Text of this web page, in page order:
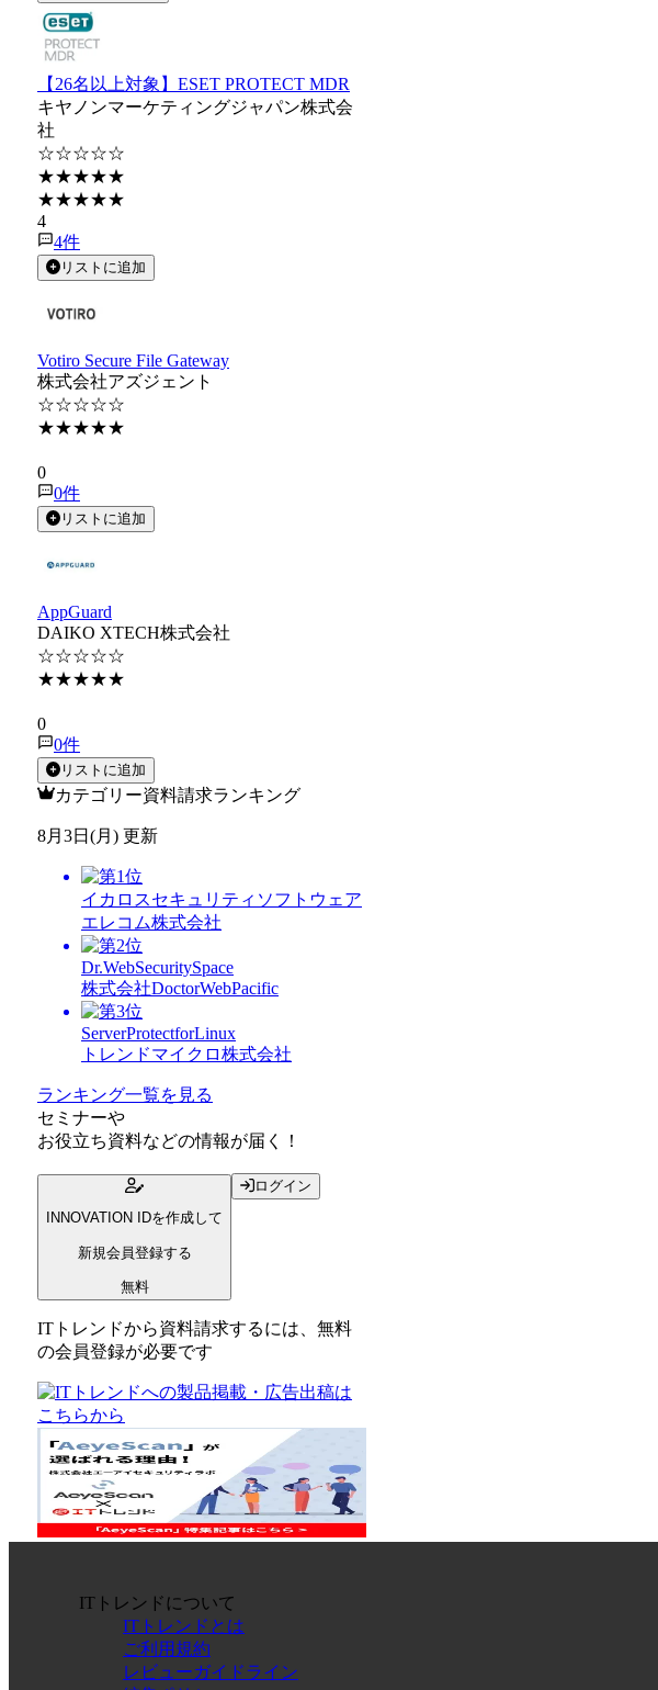
【26名以上対象】ESET PROTECT MDR
キヤノンマーケティングジャパン株式会
社
☆☆☆☆☆
★★★★★
★★★★★
4
4件
リストに追加
Votiro Secure File Gateway
株式会社アズジェント
☆☆☆☆☆
★★★★★
0
0件
リストに追加
AppGuard
DAIKO XTECH株式会社
☆☆☆☆☆
★★★★★
0
0件
リストに追加
カテゴリー資料請求ランキング
8月3日(月) 更新
イカロスセキュリティソフトウェア
エレコム株式会社
Dr.WebSecuritySpace
株式会社DoctorWebPacific
ServerProtectforLinux
トレンドマイクロ株式会社
ランキング一覧を見る
セミナーや
お役立ち資料などの情報が届く！
INNOVATION IDを作成して
新規会員登録する
無料
ログイン
ITトレンドから資料請求するには、無料
の会員登録が必要です
ITトレンドについて
ITトレンドとは
ご利用規約
レビューガイドライン